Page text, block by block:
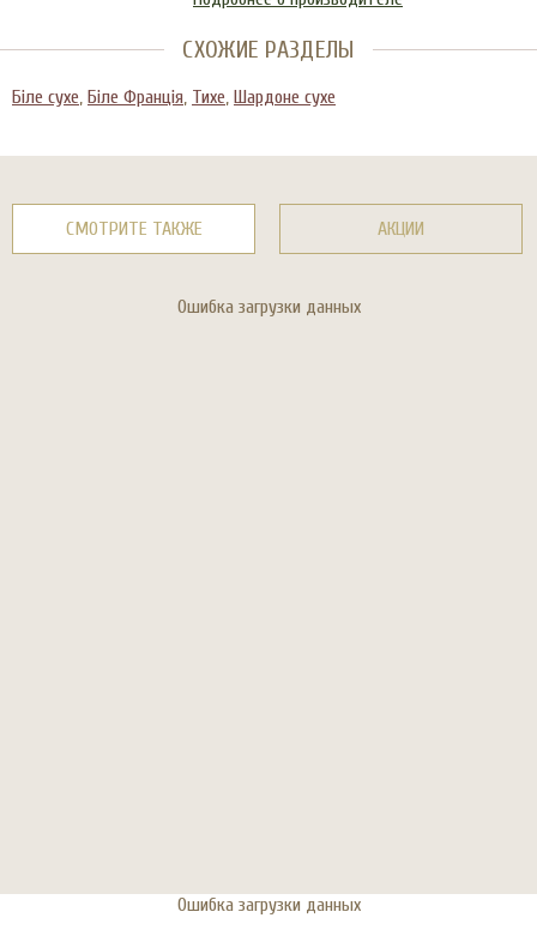
СХОЖИЕ РАЗДЕЛЫ
Біле сухе, Біле Франція, Тихе, Шардоне сухе
СМОТРИТЕ ТАКЖЕ АКЦИИ
Ошибка загрузки данных
Ошибка загрузки данных